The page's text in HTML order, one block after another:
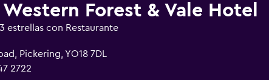
Western Forest & Vale Hotel
estrellas con Restaurante
Pickering, YO18 7DL
2722